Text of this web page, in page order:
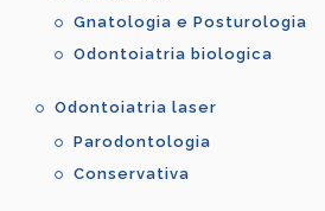
Gnatologia e Posturologia
Odontoiatria biologica
Odontoiatria laser
Parodontologia
Conservativa